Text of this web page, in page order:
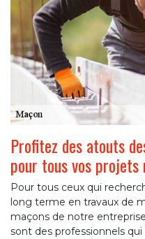
Profitez des atouts
pour tous vos projets
Pour tous ceux qui
long terme en travaux de
maçons de notre
sont des professionnels